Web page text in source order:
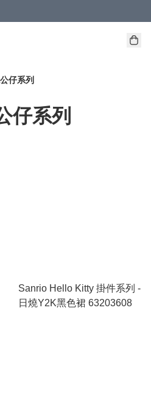
（適用於 本地送貨、本地取貨 )
仔系列
仔系列
Sanrio Hello Kitty 掛件系列 -
日燒Y2K黑色裙 63203608